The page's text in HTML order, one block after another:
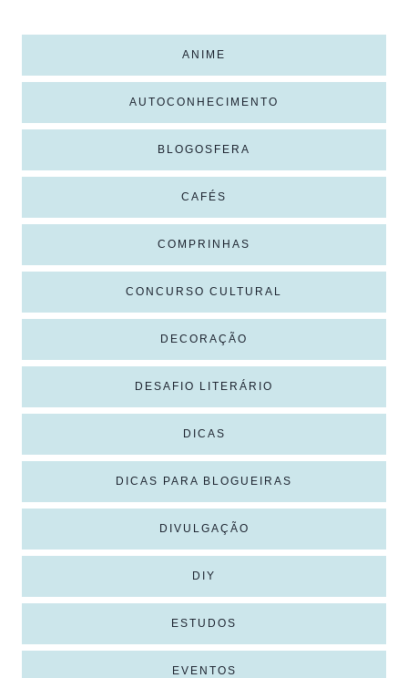
ANIME
AUTOCONHECIMENTO
BLOGOSFERA
CAFÉS
COMPRINHAS
CONCURSO CULTURAL
DECORAÇÃO
DESAFIO LITERÁRIO
DICAS
DICAS PARA BLOGUEIRAS
DIVULGAÇÃO
DIY
ESTUDOS
EVENTOS